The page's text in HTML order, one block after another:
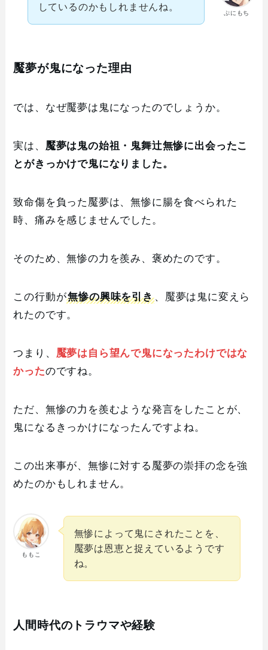
ぷにもち
しているのかもしれませんね。
魘夢が鬼になった理由
では、なぜ魘夢は鬼になったのでしょうか。
実は、 魘夢は鬼の始祖・鬼舞辻無惨に出会ったこ
とがきっかけで鬼になりました。
致命傷を負った魘夢は、無惨に腸を食べられた
時、痛みを感じませんでした。
そのため、無惨の力を羨み、褒めたのです。
この行動が無惨の興味を引き、魘夢は鬼に変えら
れたのです。
つまり、 魘夢は自ら望んで鬼になったわけではな
かったのですね。
ただ、無惨の力を羨むような発言をしたことが、
鬼になるきっかけになったんですよね。
この出来事が、無惨に対する魘夢の崇拝の念を強
めたのかもしれません。
ももこ
無惨によって鬼にされたことを、
魘夢は恩恵と捉えているようです
ね。
人間時代のトラウマや経験